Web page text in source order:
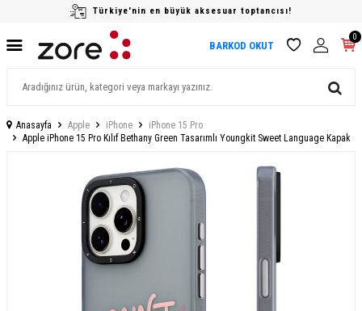
Türkiye'nin en büyük aksesuar toptancısı!
BARKOD OKUT
0
Anasayfa Apple iPhone
iPhone 15 Pro
Apple iPhone 15 Pro Kılıf Bethany Green Tasarımlı Youngkit Sweet Language Kapak